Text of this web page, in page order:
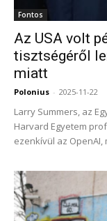
Fontos
Az USA volt
tisztségéről
miatt
Polonius - 2025-11-22
Larry Summers, az
Harvard Egyetem
ezenkívül az